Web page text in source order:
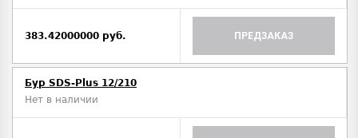
383.42000000 руб. ПРЕДЗАКАЗ
Бур SDS-Plus 12/210
Нет в наличии